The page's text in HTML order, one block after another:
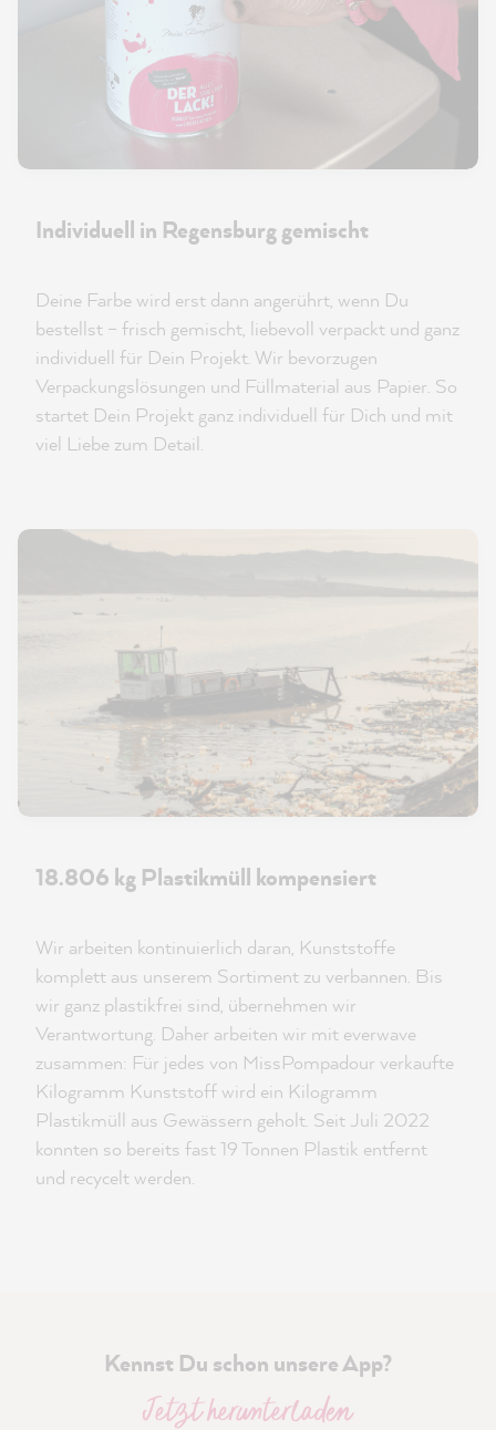
Individuell in Regensburg gemischt
Deine Farbe wird erst dann angerührt, wenn Du
bestellst – frisch gemischt, liebevoll verpackt und ganz
individuell für Dein Projekt. Wir bevorzugen
Verpackungslösungen und Füllmaterial aus Papier. So
startet Dein Projekt ganz individuell für Dich und mit
viel Liebe zum Detail.
18.806 kg Plastikmüll kompensiert
Wir arbeiten kontinuierlich daran, Kunststoffe
komplett aus unserem Sortiment zu verbannen. Bis
wir ganz plastikfrei sind, übernehmen wir
Verantwortung. Daher arbeiten wir mit everwave
zusammen: Für jedes von MissPompadour verkaufte
Kilogramm Kunststoff wird ein Kilogramm
Plastikmüll aus Gewässern geholt. Seit Juli 2022
konnten so bereits fast 19 Tonnen Plastik entfernt
und recycelt werden.
Kennst Du schon unsere App?
Jetzt herunterladen